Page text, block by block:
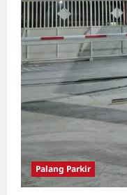
Palang Parkir